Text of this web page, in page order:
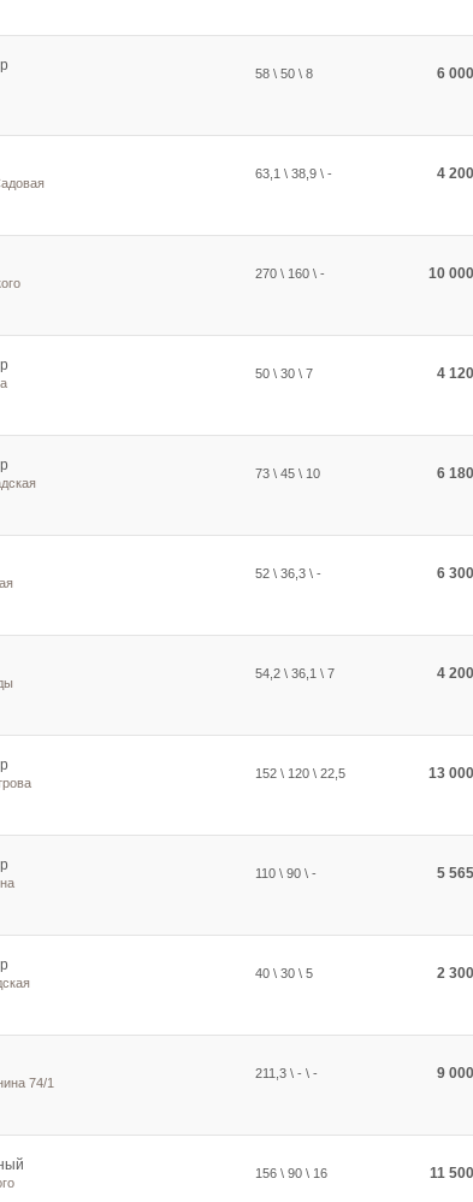
58 \ 50 \ 8 6 000
63,1 \ 38,9 \ - 4 200
270 \ 160 \ - 10 000
50 \ 30 \ 7 4 120
73 \ 45 \ 10 6 180
52 \ 36,3 \ - 6 300
54,2 \ 36,1 \ 7 4 200
152 \ 120 \ 22,5 13 000
110 \ 90 \ - 5 565
40 \ 30 \ 5 2 300
74/1
211,3 \ - \ - 9 000
156 \ 90 \ 16 11 500